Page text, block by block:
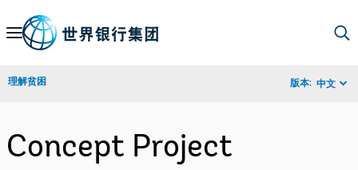
Skip
Navigation
理解贫困 版本: 中文
Concept Project